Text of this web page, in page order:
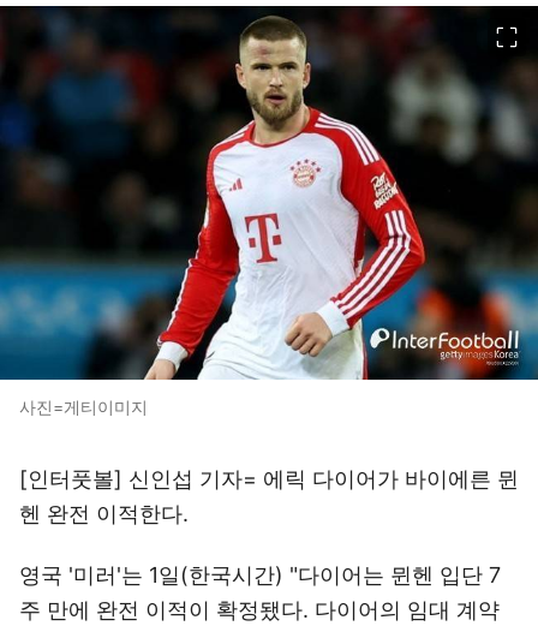
사진=게티이미지
[인터풋볼] 신인섭 기자= 에릭 다이어가 바이에른 뮌
헨 완전 이적한다.
영국 '미러'는 1일(한국시간) "다이어는 뮌헨 입단 7
주 만에 완전 이적이 확정됐다. 다이어의 임대 계약